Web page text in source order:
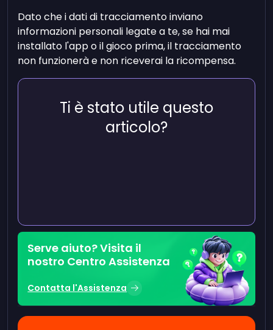
Dato che i dati di tracciamento inviano
informazioni personali legate a te, se hai mai
installato l'app o il gioco prima, il tracciamento
non funzionerà e non riceverai la ricompensa.
Ti è stato utile questo
articolo?
Serve aiuto? Visita il
nostro Centro Assistenza
Contatta l'Assistenza